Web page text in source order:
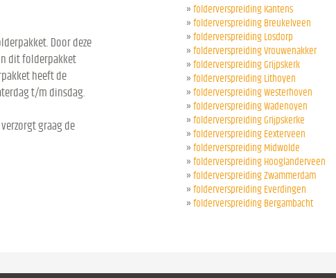
Door deze
dit folderpakket
heeft de
t/m dinsdag.
graag de
» folderverspreiding Kantens
» folderverspreiding Breukelveen
» folderverspreiding Losdorp
» folderverspreiding Vrouwenakker
» folderverspreiding Grijpskerk
» folderverspreiding Lithoyen
» folderverspreiding Westerhoven
» folderverspreiding Wadenoyen
» folderverspreiding Grijpskerke
» folderverspreiding Eexterveen
» folderverspreiding Midwolde
» folderverspreiding Hooglanderveen
» folderverspreiding Zwammerdam
» folderverspreiding Everdingen
» folderverspreiding Bergambacht